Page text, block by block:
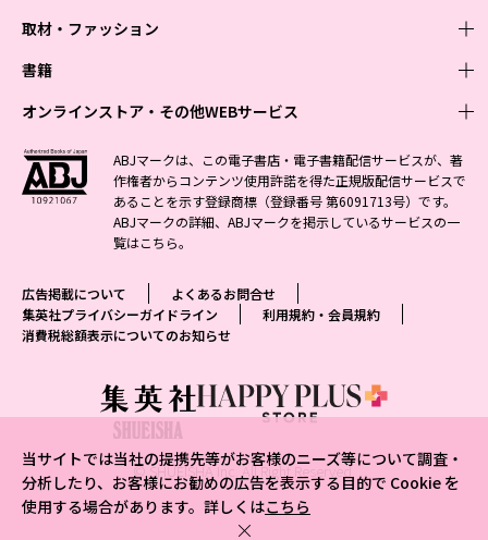
当サイトでは当社の提携先等がお客様のニーズ等について調査・
分析したり、お客様にお勧めの広告を表示する目的で Cookie を
使用する場合があります。詳しくはこちら
少年マンガ
Vジャンプ
最強ジャンプ
少年ジャンプ+
ジャンプTOON
ジャンプルーキー！
S-MANGA
集英社コミック文庫
青年マンガ
ZEBRACK
S-MANGA
集英社ジャンプリミックス
週刊ヤングジャンプ
ヤングジャンプ定期購読デジタル
となりのヤングジャンプ
グランドジャンプ
ウルトラジャンプ
少女マンガ
ZEBRACK
S-MANGA
集英社コミック文庫
マーガレット
別冊マーガレット
リマコミ
マンガMeets
女性マンガ
ジャンプTOON
集英社コミック文庫
マンガMee公式サイト
リマコミ
office YOU
取材・ファッション
ファッション・美容
BAILA
MAQUIA
eclat
T JAPAN
MEN'S NON-NO
集英社オンライン
芸能・情報・スポーツ
週プレNEWS
週プレ グラジャパ!
書籍
文芸・文庫・総合
小説すばる
集英社 文芸ステーション
web 集英社文庫
アジア人物史
学芸・ノンフィクション・新書
1日5分で、明日は変わる よみタイ yomitai
集英社学芸部 - 学芸・ノンフィクション
集英社ビジネス書
集英社新書プラス - 知の水先案内人
kotoba
情報・知識＆オピニオン imidas
ライトノベル・ノベライズ
集英社オレンジ文庫
ダッシュエックス文庫公式サイト
集英社Webマガジン コバルト
集英社の児童図書 S-KIDS.LAND
オンラインストア・その他WEBサービス
オンラインストア
OTO
SHUEISHA MANGA-ART HERITAGE
ジャンプキャラクターズストア
HAPPY PLUS STORE
SHUEISHA VOX
LEEマルシェ
eclat premium
mirabella homme
zakka market
その他WEBサービス
集英社アドナビ
ABJマークは、この電子書店・電子書籍配信サービスが、著
作権者からコンテンツ使用許諾を得た正規版配信サービスで
あることを示す登録商標（登録番号 第6091713号）です。
ABJマークの詳細、ABJマークを掲示しているサービスの一
覧はこちら。
広告掲載について
よくあるお問合せ
集英社プライバシーガイドライン
利用規約・会員規約
消費税総額表示についてのお知らせ
© SHUEISHA Inc. All Right Reserved.